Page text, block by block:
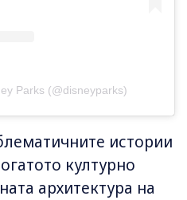
Parks (@disneyparks)
истории
културно
архитектура на